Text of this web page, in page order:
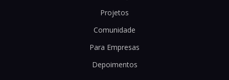
Projetos
Comunidade
Para Empresas
Depoimentos